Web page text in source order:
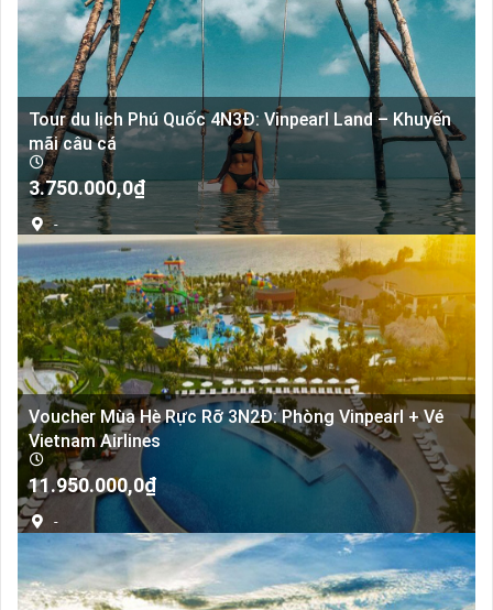
Tour du lịch Phú Quốc 4N3Đ: Vinpearl Land – Khuyến
mãi câu cá
3.750.000,0₫
-
Voucher Mùa Hè Rực Rỡ 3N2Đ: Phòng Vinpearl + Vé
Vietnam Airlines
Giá
gốc
là:
13.950.000,0₫.
11.950.000,0₫Giá
hiện
tại
là:
11.950.000,0₫.
-